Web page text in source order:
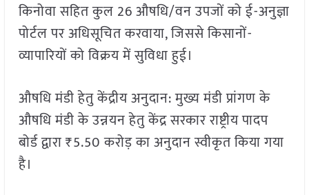
किनोवा सहित कुल 26 औषधि/वन उपजों को ई-अनुज्ञा
पोर्टल पर अधिसूचित करवाया, जिससे किसानों-
व्यापारियों को विक्रय में सुविधा हुई।
औषधि मंडी हेतु केंद्रीय अनुदान: मुख्य मंडी प्रांगण के
औषधि मंडी के उन्नयन हेतु केंद्र सरकार राष्ट्रीय पादप
बोर्ड द्वारा ₹5.50 करोड़ का अनुदान स्वीकृत किया गया
है।